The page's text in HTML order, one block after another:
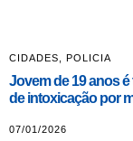
CIDADES POLICIA
Jovem de 19 anos
de intoxicação por
07/01/2026